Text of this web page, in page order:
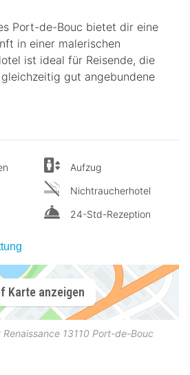
Port-de-Bouc bietet dir eine
in einer malerischen
ist ideal für Reisende, die
gut angebundene
Aufzug
Nichtraucherhotel
24-Std-Rezeption
Karte anzeigen
13110 Port-de-Bouc